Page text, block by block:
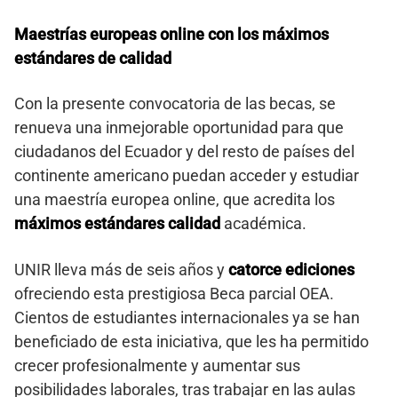
Maestrías europeas online con los máximos
estándares de calidad
Con la presente convocatoria de las becas, se
renueva una inmejorable oportunidad para que
ciudadanos del Ecuador y del resto de países del
continente americano puedan acceder y estudiar
una maestría europea online, que acredita los
máximos estándares calidad académica.
UNIR lleva más de seis años ycatorce ediciones
ofreciendo esta prestigiosa Beca parcial OEA.
Cientos de estudiantes internacionales ya se han
beneficiado de esta iniciativa, que les ha permitido
crecer profesionalmente y aumentar sus
posibilidades laborales, tras trabajar en las aulas